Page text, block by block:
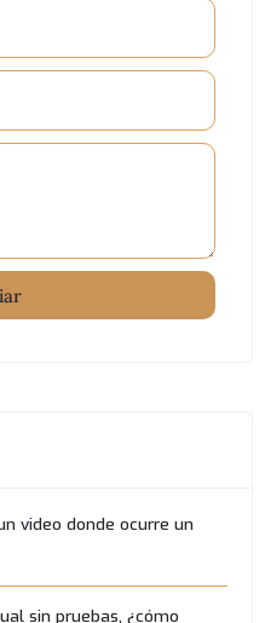
video donde ocurre un
sin pruebas, ¿cómo